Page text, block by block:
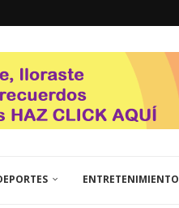
ENTRETENIMIENTO